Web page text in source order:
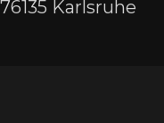
76135 Karlsruhe